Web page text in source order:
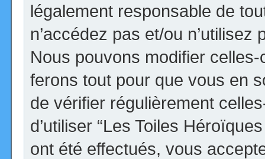
légalement responsable de
n’accédez pas et/ou n’utilisez
Nous pouvons modifier
ferons tout pour que vous en
de vérifier régulièrement
d’utiliser “Les Toiles
ont été effectués, vous